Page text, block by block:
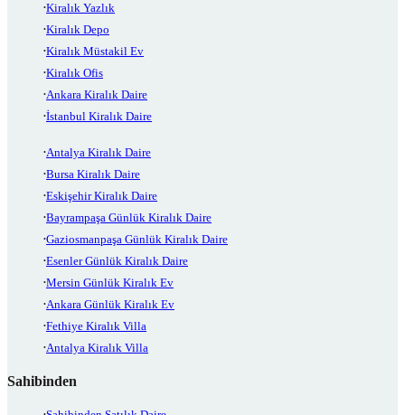
Kiralık Yazlık
Kiralık Depo
Kiralık Müstakil Ev
Kiralık Ofis
Ankara Kiralık Daire
İstanbul Kiralık Daire
Antalya Kiralık Daire
Bursa Kiralık Daire
Eskişehir Kiralık Daire
Bayrampaşa Günlük Kiralık Daire
Gaziosmanpaşa Günlük Kiralık Daire
Esenler Günlük Kiralık Daire
Mersin Günlük Kiralık Ev
Ankara Günlük Kiralık Ev
Fethiye Kiralık Villa
Antalya Kiralık Villa
Sahibinden